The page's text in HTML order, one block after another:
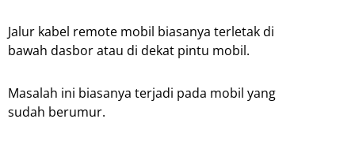
Jalur kabel remote mobil biasanya terletak di
bawah dasbor atau di dekat pintu mobil.
Masalah ini biasanya terjadi pada mobil yang
sudah berumur.